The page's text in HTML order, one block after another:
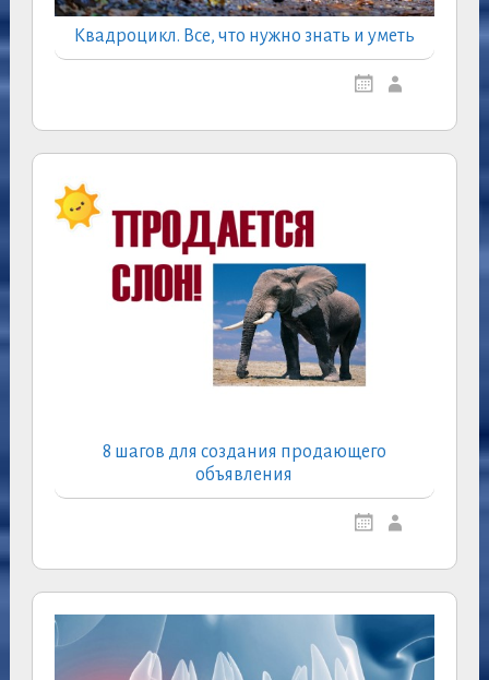
Квадроцикл. Все, что нужно знать и уметь
8 шагов для создания продающего
объявления